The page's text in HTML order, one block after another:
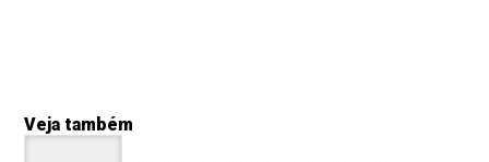
Veja também